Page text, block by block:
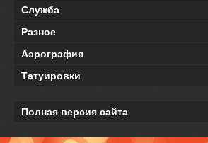
Служба
Разное
Аэрография
Татуировки
Полная версия сайта